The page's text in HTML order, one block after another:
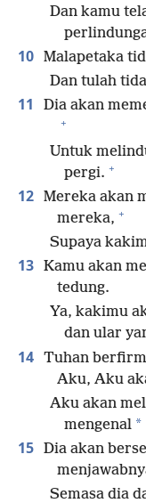
Dan kamu
10 Malapetaka
Dan tulah
11 Dia akan
+
Untuk
pergi. +
12 Mereka akan
mereka, +
Supaya
13 Kamu akan
tedung.
Ya, kakimu
dan ular
14 Tuhan
Aku, Aku
Aku akan
mengenal *
15 Dia akan
Semasa dia